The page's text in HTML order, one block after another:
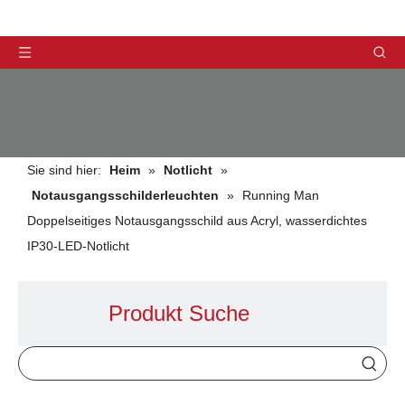
Sie sind hier: Heim » Notlicht »
Notausgangsschilderleuchten
»
Running Man
Doppelseitiges Notausgangsschild aus Acryl, wasserdichtes
IP30-LED-Notlicht
Produkt Suche